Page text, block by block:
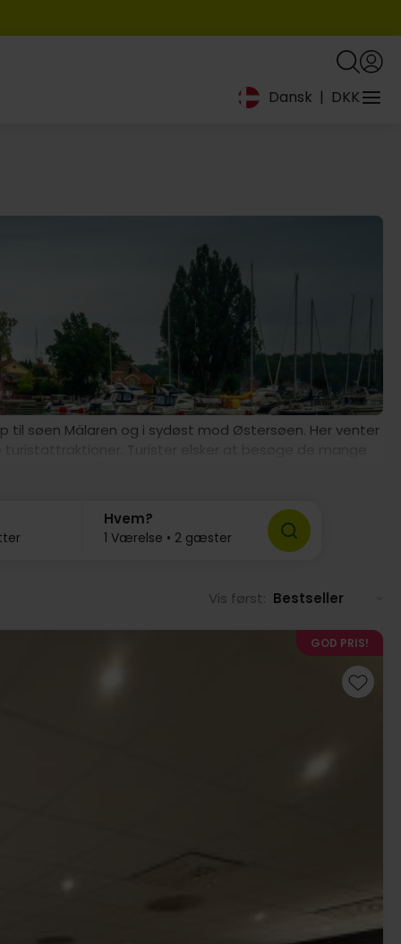
Dansk | DKK
til søen Mälaren og i sydøst mod Østersøen. Her venter
Turister elsker at besøge de mange
fods og på cykel. Desuden findes her mange
Zoo lokker mange turister til, specielt
Munktellmuseet i Eskilstuna er også en
Hvem?
1 Værelse • 2 gæster
Vis først: Bestseller
GOD PRIS!